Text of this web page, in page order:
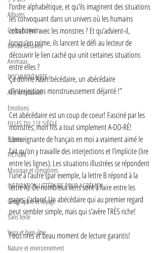
Albums
Corps humain
Bande-dessinée
Animaux
DOCUMENTAIRES
Arts et créativité
Emotions
FILLES DU 21E SIÈCLE
Espace
FICTION
Musique et comptines
INSPIRATION LITTÉRAIRE POUR AGRÉMEN
Géographie et voyage
Sans texte
Yoga et bien-être
Nature et environnement
l’ordre alphabétique, et qu’ils imaginent des situations
les convoquant dans un univers où les humains
cohabitent avec les monstres ? Et qu’advient-il,
lorsqu’en prime, ils lancent le défi au lecteur de
découvrir le lien caché qui unit certaines situations
entre elles ?
Ça donne Aaah!bécédaire, un abécédaire
d’interjections monstrueusement déjanté !”
Cet abécédaire est un coup de coeur! Fasciné par les
monstres, mon fils a tout simplement A-DO-RÉ!
L’enseignante de français en moi a vraiment aimé le
fait qu’on y travaille des interjections et l’implicite (lire
entre les lignes). Les situations illustrées se répondent
l’une à l’autre (par exemple, la lettre B répond à la
lettre A). De nombreux liens sont à faire entre les
pages: j’adore! Un abécédaire qui au premier regard
peut sembler simple, mais qui s’avère TRÈS riche!
Fous rires et beau moment de lecture garantis!